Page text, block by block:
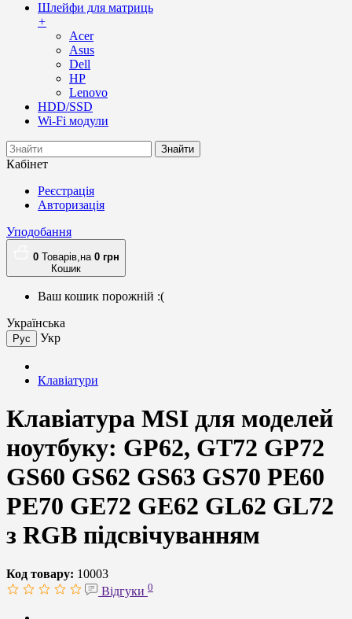
Шлейфи для матриць
+
Acer
Asus
Dell
HP
Lenovo
HDD/SSD
Wi-Fi модули
Знайти
Кабінет
Реєстрація
Авторизація
Уподобання
0 Товарів,на 0 грн
Кошик
Ваш кошик порожній :(
Українська
Рус Укр
Клавіатури
Клавіатура MSI для моделей
ноутбуку: GP62, GT72 GP72
GS60 GS62 GS63 GS70 PE60
PE70 GE72 GE62 GL62 GL72
з RGB підсвічуванням
Код товару: 10003
Відгуки 0